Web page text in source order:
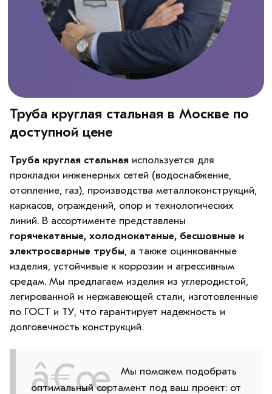
Труба круглая стальная в Москве по
доступной цене
Труба круглая стальная используется для
прокладки инженерных сетей (водоснабжение,
отопление, газ), производства металлоконструкций,
каркасов, ограждений, опор и технологических
линий. В ассортименте представлены
горячекатаные, холоднокатаные, бесшовные и
электросварные трубы, а также оцинкованные
изделия, устойчивые к коррозии и агрессивным
средам. Мы предлагаем изделия из углеродистой,
легированной и нержавеющей стали, изготовленные
по ГОСТ и ТУ, что гарантирует надежность и
долговечность конструкций.
Мы поможем подобрать
оптимальный сортамент под ваш проект: от